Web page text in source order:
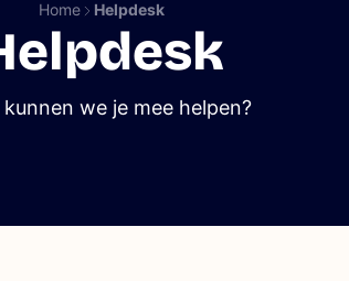
Home Helpdesk
kunnen we je mee helpen?